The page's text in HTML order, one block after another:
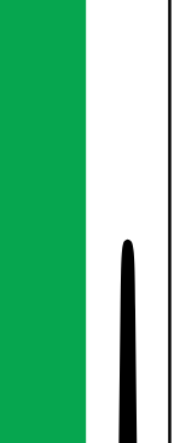
Pack - Ultraslim
Pack - Ultraslim
Lamper &